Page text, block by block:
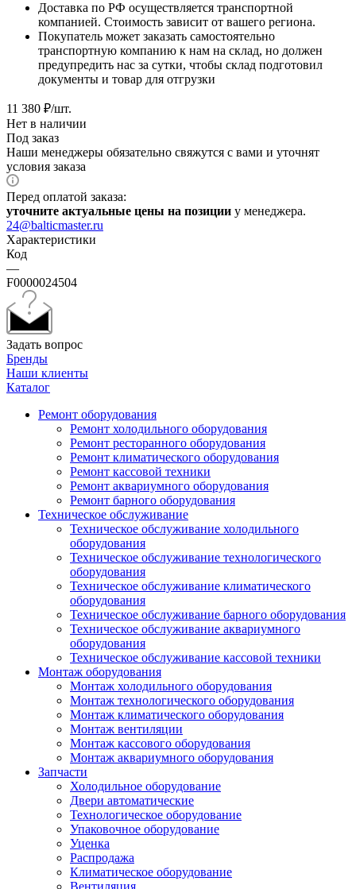
Доставка по РФ осуществляется транспортной
компанией. Стоимость зависит от вашего региона.
Покупатель может заказать самостоятельно
транспортную компанию к нам на склад, но должен
предупредить нас за сутки, чтобы склад подготовил
документы и товар для отгрузки
11 380 ₽/шт.
Нет в наличии
Под заказ
Наши менеджеры обязательно свяжутся с вами и уточнят
условия заказа
Перед оплатой заказа:
уточните актуальные цены на позиции у менеджера.
24@balticmaster.ru
Характеристики
Код
—
F0000024504
Задать вопрос
Бренды
Наши клиенты
Каталог
Ремонт оборудования
Ремонт холодильного оборудования
Ремонт ресторанного оборудования
Ремонт климатического оборудования
Ремонт кассовой техники
Ремонт аквариумного оборудования
Ремонт барного оборудования
Техническое обслуживание
Техническое обслуживание холодильного
оборудования
Техническое обслуживание технологического
оборудования
Техническое обслуживание климатического
оборудования
Техническое обслуживание барного оборудования
Техническое обслуживание аквариумного
оборудования
Техническое обслуживание кассовой техники
Монтаж оборудования
Монтаж холодильного оборудования
Монтаж технологического оборудования
Монтаж климатического оборудования
Монтаж вентиляции
Монтаж кассового оборудования
Монтаж аквариумного оборудования
Запчасти
Холодильное оборудование
Двери автоматические
Технологическое оборудование
Упаковочное оборудование
Уценка
Распродажа
Климатическое оборудование
Вентиляция